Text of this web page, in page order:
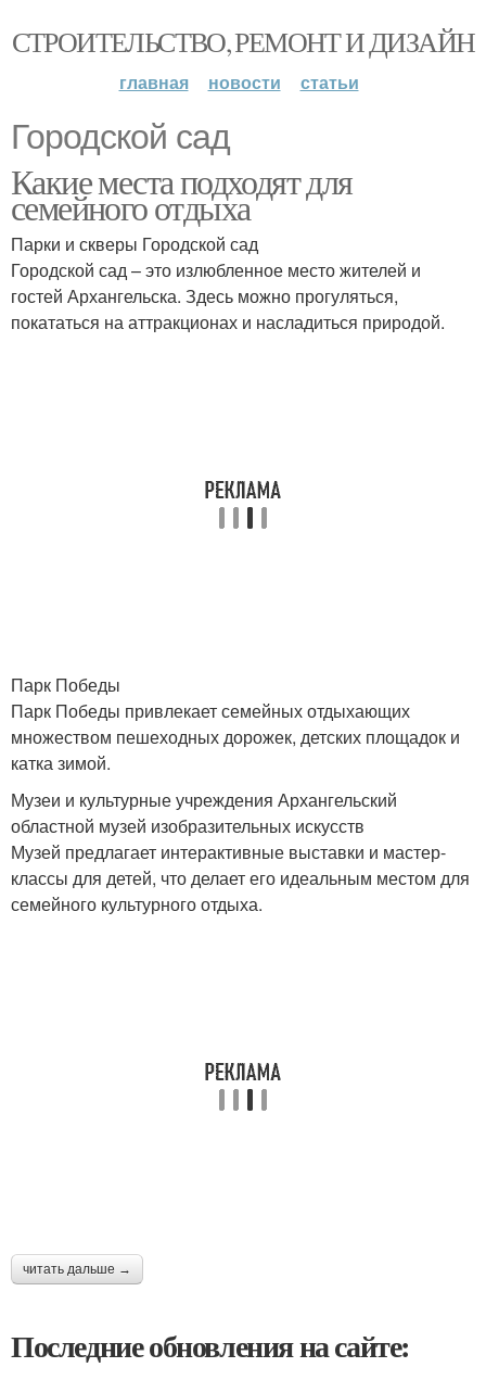
СТРОИТЕЛЬСТВО, РЕМОНТ И ДИЗАЙН
главная новости статьи
Городской сад
Какие места подходят для
семейного отдыха
Парки и скверы Городской сад
Городской сад – это излюбленное место жителей и
гостей Архангельска. Здесь можно прогуляться,
покататься на аттракционах и насладиться природой.
Парк Победы
Парк Победы привлекает семейных отдыхающих
множеством пешеходных дорожек, детских площадок и
катка зимой.
Музеи и культурные учреждения Архангельский
областной музей изобразительных искусств
Музей предлагает интерактивные выставки и мастер-
классы для детей, что делает его идеальным местом для
семейного культурного отдыха.
читать дальше →
Последние обновления на сайте: